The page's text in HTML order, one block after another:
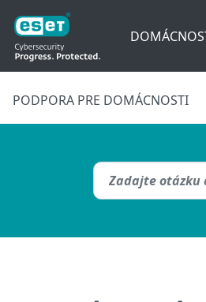
PODPORA PRE DOMÁCNOSTI